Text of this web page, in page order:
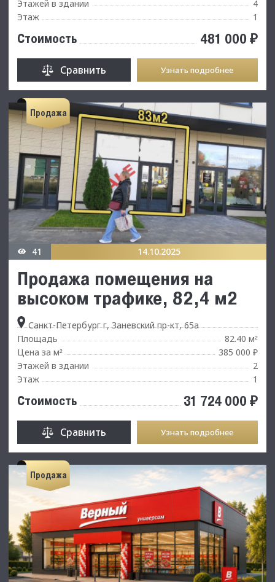
Этажей в здании
4
Этаж
1
Стоимость 481 000 ₽
Сравнить Узнать подробнее
Продажа
41 14.10.2025
Продажа помещения на
высоком трафике, 82,4 м2
Санкт-Петербург г, Заневский пр-кт, 65а
Площадь
82.40 м²
Цена за м²
385 000 ₽
Этажей в здании
2
Этаж
1
Стоимость 31 724 000 ₽
Сравнить Узнать подробнее
Продажа